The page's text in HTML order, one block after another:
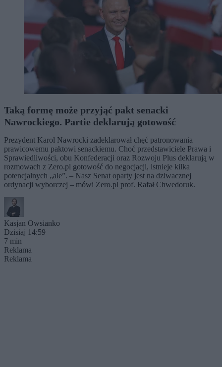
Taką formę może przyjąć pakt senacki
Nawrockiego. Partie deklarują gotowość
Prezydent Karol Nawrocki zadeklarował chęć patronowania
prawicowemu paktowi senackiemu. Choć przedstawiciele Prawa i
Sprawiedliwości, obu Konfederacji oraz Rozwoju Plus deklarują w
rozmowach z Zero.pl gotowość do negocjacji, istnieje kilka
potencjalnych „ale”. – Nasz Senat oparty jest na dziwacznej
ordynacji wyborczej – mówi Zero.pl prof. Rafał Chwedoruk.
Kasjan Owsianko
Dzisiaj 14:59
7 min
Reklama
Reklama